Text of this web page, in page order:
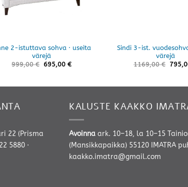
2-istuttava sohva · useita
värejä
999,00€ 695,00 €
Sindi 3-ist.
värejä
1169,00€
22 (Prisma
5880 ·
KALUSTE KAAKKO
Avoinnaark. 10–18, la 10–15
(Mansikkapaikka) 55120 IMATRA
kaakko.imatra@gmail.com